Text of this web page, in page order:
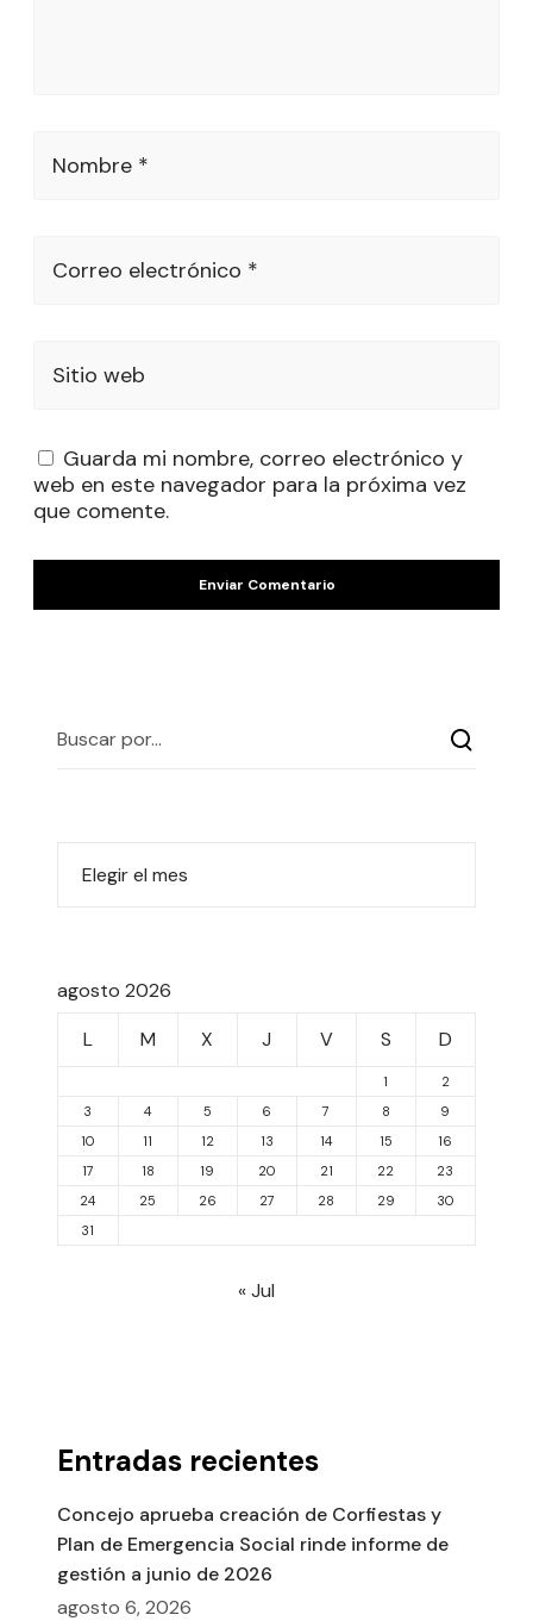
Nombre *
Correo electrónico *
Sitio web
Guarda mi nombre, correo electrónico y
web en este navegador para la próxima vez
que comente.
agosto 2026
L
M X J V S D
1
2
3
4 5 6 7 8
9
10
11 12 13 14 15
16
17
18 19 20 21 22
23
24
25 26 27 28 29
30
31
« Jul
Entradas recientes
Concejo aprueba creación de Corfiestas y
Plan de Emergencia Social rinde informe de
gestión a junio de 2026
agosto 6, 2026